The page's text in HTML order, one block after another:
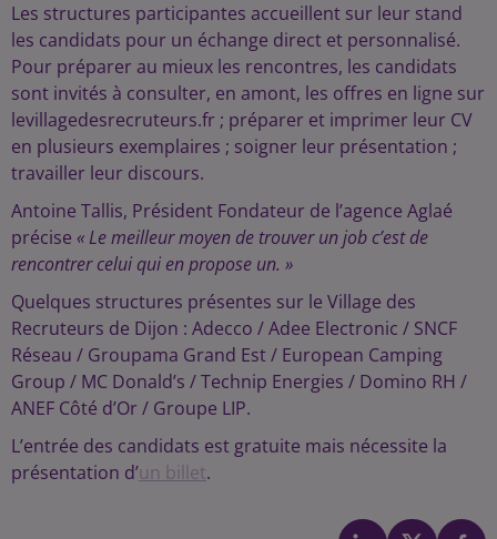
Les structures participantes accueillent sur leur stand
les candidats pour un échange direct et personnalisé.
Pour préparer au mieux les rencontres, les candidats
sont invités à consulter, en amont, les offres en ligne sur
levillagedesrecruteurs.fr ; préparer et imprimer leur CV
en plusieurs exemplaires ; soigner leur présentation ;
travailler leur discours.
Antoine Tallis, Président Fondateur de l’agence Aglaé
précise « Le meilleur moyen de trouver un job c’est de
rencontrer celui qui en propose un. »
Quelques structures présentes sur le Village des
Recruteurs de Dijon : Adecco / Adee Electronic / SNCF
Réseau / Groupama Grand Est / European Camping
Group / MC Donald’s / Technip Energies / Domino RH /
ANEF Côté d’Or / Groupe LIP.
L’entrée des candidats est gratuite mais nécessite la
présentation d’un billet.